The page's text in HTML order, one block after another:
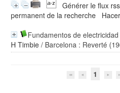
Générer le flux
permanent de la recherche
Fundamentos de
H Timbie / Barcelona : Reverté
1